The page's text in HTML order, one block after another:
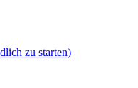
zu starten)